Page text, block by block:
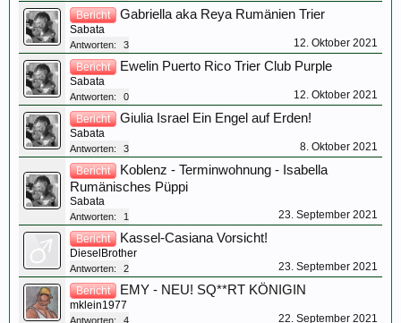
Bericht Gabriella aka Reya Rumänien Trier
Sabata
Antworten: 3 12. Oktober 2021
Bericht Ewelin Puerto Rico Trier Club Purple
Sabata
Antworten: 0 12. Oktober 2021
Bericht Giulia Israel Ein Engel auf Erden!
Sabata
Antworten: 3 8. Oktober 2021
Bericht
Koblenz - Terminwohnung - Isabella
Rumänisches Püppi
Sabata
Antworten: 1 23. September 2021
Bericht Kassel-Casiana Vorsicht!
DieselBrother
Antworten: 2 23. September 2021
Bericht EMY - NEU! SQ**RT KÖNIGIN
mklein1977
Antworten: 4 22. September 2021